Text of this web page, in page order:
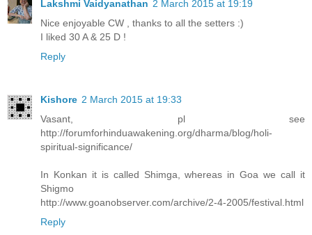
Lakshmi Vaidyanathan 2 March 2015 at 19:19
Nice enjoyable CW , thanks to all the setters :)
I liked 30 A & 25 D !
Reply
Kishore 2 March 2015 at 19:33
Vasant, pl see
http://forumforhinduawakening.org/dharma/blog/holi-
spiritual-significance/
In Konkan it is called Shimga, whereas in Goa we call it
Shigmo
http://www.goanobserver.com/archive/2-4-2005/festival.html
Reply